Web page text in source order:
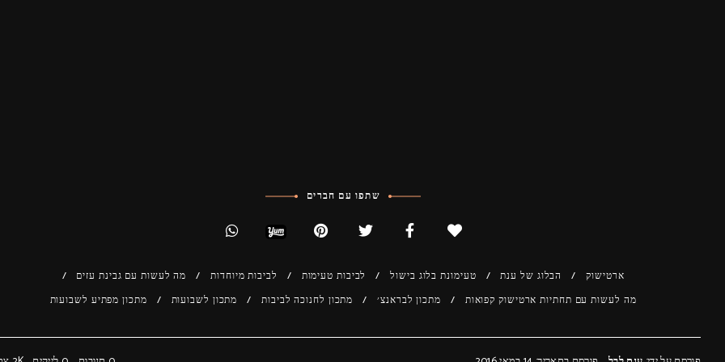
שתפו עם חברים
ארטישוק הבלוג של ענת טעימונת בלוג בישול לביבות טעימות לביבות מיוחדות
מה לעשות עם גבינת עזים
מה לעשות עם תחתיות ארטישוק קפואות
מתכון לבראנצ׳ מתכון לחנוכה לביבות מתכון לשבועות מתכון מפתיע לשבועות